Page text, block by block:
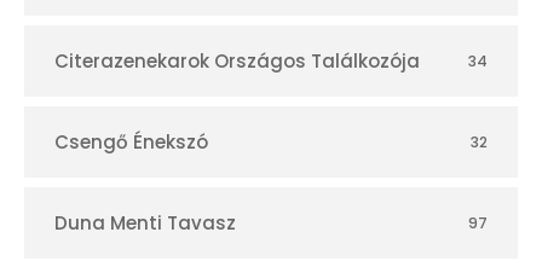
r
Citerazenekarok Országos Találkozója 34
Csengő Énekszó 32
Duna Menti Tavasz 97